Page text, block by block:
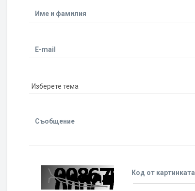
Име и фамилия
E-mail
Съобщение
Код от картинката